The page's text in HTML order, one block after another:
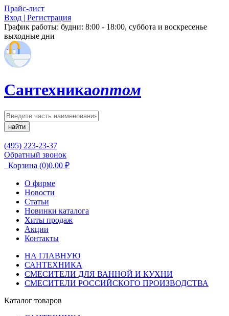
Прайс-лист
Вход | Регистрация
График работы: будни: 8:00 - 18:00, суббота и воскресенье
выходные дни
Сантехникаоптом
найти
(495) 223-23-37
Обратный звонок
Корзина (0)0.00 ₽
О фирме
Новости
Статьи
Новинки каталога
Хиты продаж
Акции
Контакты
НА ГЛАВНУЮ
САНТЕХНИКА
СМЕСИТЕЛИ ДЛЯ ВАННОЙ И КУХНИ
СМЕСИТЕЛИ РОССИЙСКОГО ПРОИЗВОДСТВА
Каталог товаров